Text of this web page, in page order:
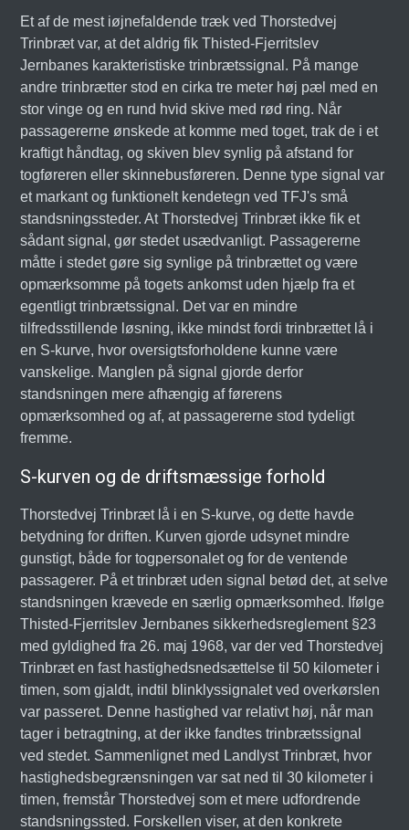
Et af de mest iøjnefaldende træk ved Thorstedvej
Trinbræt var, at det aldrig fik Thisted-Fjerritslev
Jernbanes karakteristiske trinbrætssignal. På mange
andre trinbrætter stod en cirka tre meter høj pæl med en
stor vinge og en rund hvid skive med rød ring. Når
passagererne ønskede at komme med toget, trak de i et
kraftigt håndtag, og skiven blev synlig på afstand for
togføreren eller skinnebusføreren. Denne type signal var
et markant og funktionelt kendetegn ved TFJ's små
standsningssteder. At Thorstedvej Trinbræt ikke fik et
sådant signal, gør stedet usædvanligt. Passagererne
måtte i stedet gøre sig synlige på trinbrættet og være
opmærksomme på togets ankomst uden hjælp fra et
egentligt trinbrætssignal. Det var en mindre
tilfredsstillende løsning, ikke mindst fordi trinbrættet lå i
en S-kurve, hvor oversigtsforholdene kunne være
vanskelige. Manglen på signal gjorde derfor
standsningen mere afhængig af førerens
opmærksomhed og af, at passagererne stod tydeligt
fremme.
S-kurven og de driftsmæssige forhold
Thorstedvej Trinbræt lå i en S-kurve, og dette havde
betydning for driften. Kurven gjorde udsynet mindre
gunstigt, både for togpersonalet og for de ventende
passagerer. På et trinbræt uden signal betød det, at selve
standsningen krævede en særlig opmærksomhed. Ifølge
Thisted-Fjerritslev Jernbanes sikkerhedsreglement §23
med gyldighed fra 26. maj 1968, var der ved Thorstedvej
Trinbræt en fast hastighedsnedsættelse til 50 kilometer i
timen, som gjaldt, indtil blinklyssignalet ved overkørslen
var passeret. Denne hastighed var relativt høj, når man
tager i betragtning, at der ikke fandtes trinbrætssignal
ved stedet. Sammenlignet med Landlyst Trinbræt, hvor
hastighedsbegrænsningen var sat ned til 30 kilometer i
timen, fremstår Thorstedvej som et mere udfordrende
standsningssted. Forskellen viser, at den konkrete